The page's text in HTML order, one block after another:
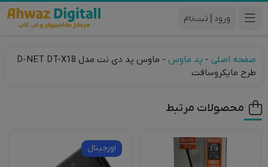
|
صفحه اصلی - پد ماوس -
ماوس پد دی نت مدل D-NET DT-X18
طرح مایکروسافت
محصولات مرتبط
اورجینال